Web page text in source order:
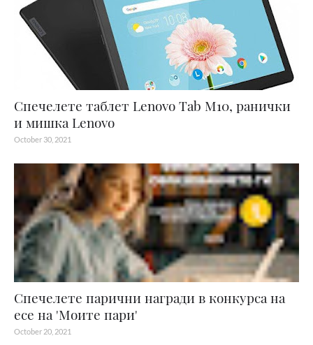
Спечелете таблет Lenovo Tab M10, ранички
и мишка Lenovo
October 30, 2021
Спечелете парични награди в конкурса на
есе на 'Моите пари'
October 20, 2021